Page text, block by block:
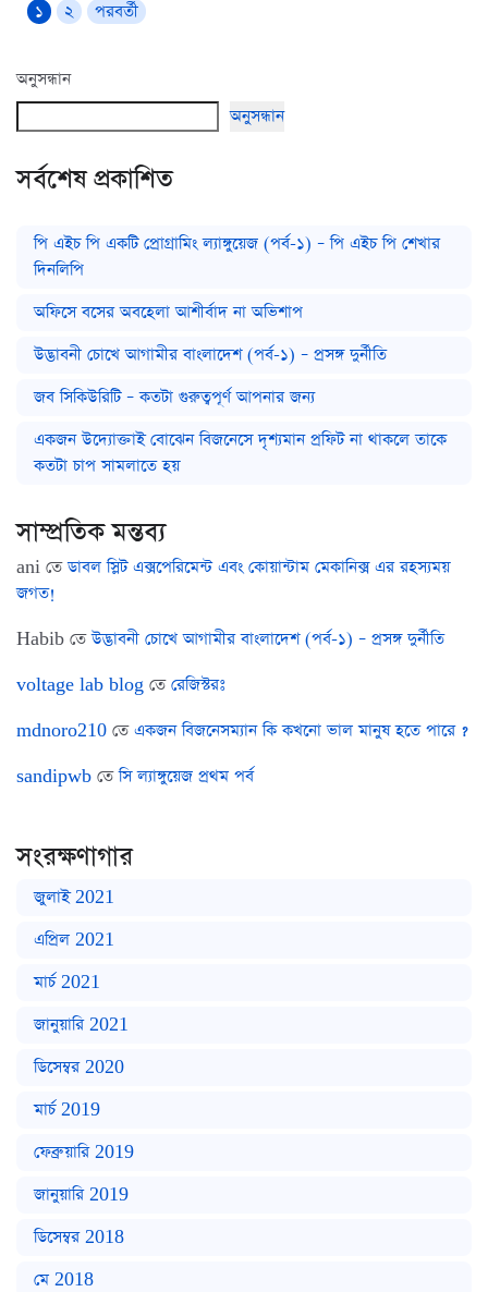
১ ২ পরবর্তী
অনুসন্ধান
অনুসন্ধান
সর্বশেষ প্রকাশিত
পি এইচ পি একটি প্রোগ্রামিং ল্যাঙ্গুয়েজ (পর্ব-১) – পি এইচ পি শেখার
দিনলিপি
অফিসে বসের অবহেলা আশীর্বাদ না অভিশাপ
উদ্ভাবনী চোখে আগামীর বাংলাদেশ (পর্ব-১) – প্রসঙ্গ দুর্নীতি
জব সিকিউরিটি – কতটা গুরুত্বপূর্ণ আপনার জন্য
একজন উদ্যোক্তাই বোঝেন বিজনেসে দৃশ্যমান প্রফিট না থাকলে তাকে
কতটা চাপ সামলাতে হয়
সাম্প্রতিক মন্তব্য
ani তেডাবল স্লিট এক্সপেরিমেন্ট এবং কোয়ান্টাম মেকানিক্স এর রহস্যময়
জগত!
Habib তেউদ্ভাবনী চোখে আগামীর বাংলাদেশ (পর্ব-১) – প্রসঙ্গ দুর্নীতি
voltage lab blog তেরেজিস্টরঃ
mdnoro210 তেএকজন বিজনেসম্যান কি কখনো ভাল মানুষ হতে পারে ?
sandipwb তেসি ল্যাঙ্গুয়েজ প্রথম পর্ব
সংরক্ষণাগার
জুলাই 2021
এপ্রিল 2021
মার্চ 2021
জানুয়ারি 2021
ডিসেম্বর 2020
মার্চ 2019
ফেব্রুয়ারি 2019
জানুয়ারি 2019
ডিসেম্বর 2018
মে 2018